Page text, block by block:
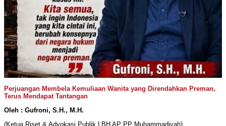
Perjuangan Membela Kemuliaan Wanita yang Direndahkan Preman,
Terus Mendapat Tantangan
Oleh : Gufroni, S.H., M.H.
(Ketua Riset & Advokasi Publik LBH AP PP Muhammadiyah)